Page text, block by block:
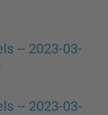
-- 2023-03-
-- 2023-03-